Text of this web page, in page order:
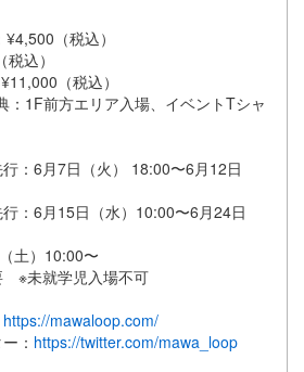
（税込）
込）
¥11,000（税込）
：1F前方エリア入場、イベントTシャ
：6月7日（火） 18:00〜6月12日
：6月15日（水）10:00〜6月24日
土）10:00〜
※未就学児入場不可
https://mawaloop.com/
： https://twitter.com/mawa_loop